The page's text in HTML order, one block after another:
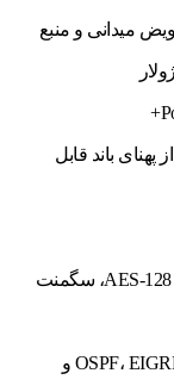
میدانی و منبع
پهنای باند قابل
امنیت پیشرفته با رمزگذاری AES-128 MACsec، سگمنت
قابلیت های لایه 3 از جمله OSPF، EIGRP، ISIS، RIP و